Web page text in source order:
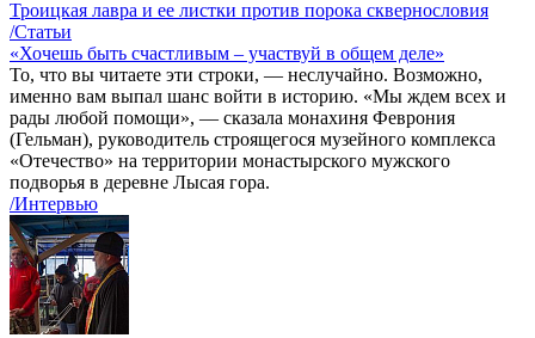
Троицкая лавра и ее листки против порока сквернословия
/Статьи
«Хочешь быть счастливым – участвуй в общем деле»
То, что вы читаете эти строки, — неслучайно. Возможно,
именно вам выпал шанс войти в историю. «Мы ждем всех и
рады любой помощи», — сказала монахиня Феврония
(Гельман), руководитель строящегося музейного комплекса
«Отечество» на территории монастырского мужского
подворья в деревне Лысая гора.
/Интервью